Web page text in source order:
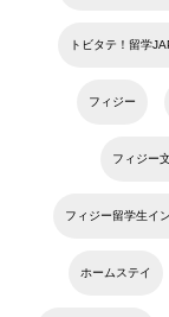
トビタテ！留学
フィジー
フィジー
フィジー留学生イ
ホームステイ